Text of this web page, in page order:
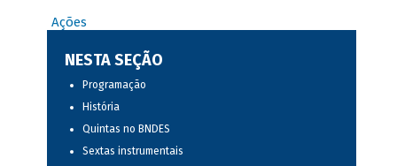
Ações
NESTA SEÇÃO
Programação
História
Quintas no BNDES
Sextas instrumentais